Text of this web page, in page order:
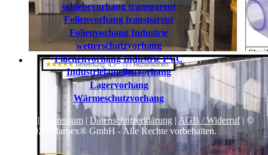
schiebevorhang transparent
Folienvorhang transparent
Folienvorhang Industrie
wetterschutzvorhang
Flächenvorhang Industrie PVC
Industrielamellenvorhang
Lagervorhang
Wärmeschutzvorhang
| Impressum | Datenschutzerklärung | AGB / Widerruf| ©
2026 Marbex® GmbH - Alle Rechte vorbehalten.